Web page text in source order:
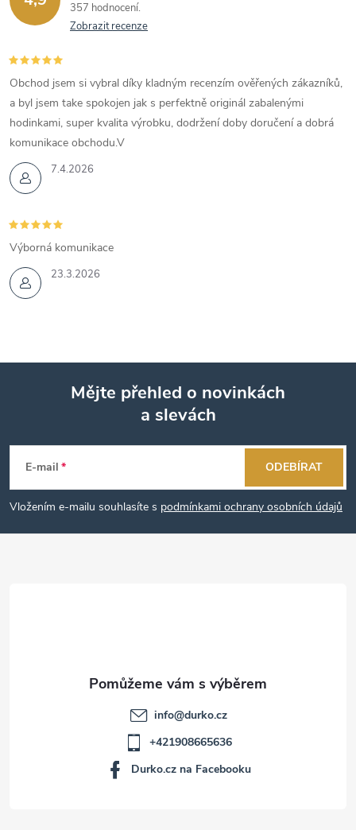
357 hodnocení
Zobrazit recenze
7.4.2026
Obchod jsem si vybral díky kladným recenzím ověřených zákazníků,
a byl jsem take spokojen jak s perfektně originál zabalenými
hodinkami, super kvalita výrobku, dodržení doby doručení a dobrá
komunikace obchodu.V
23.3.2026
Výborná komunikace
p
a
Mějte přehled o novinkách
a slevách
E-mail
Vložením e-mailu souhlasíte s podmínkami ochrany osobních údajů
ODEBÍRAT
info@durko.cz
+421908665636
Durko.cz na Facebooku